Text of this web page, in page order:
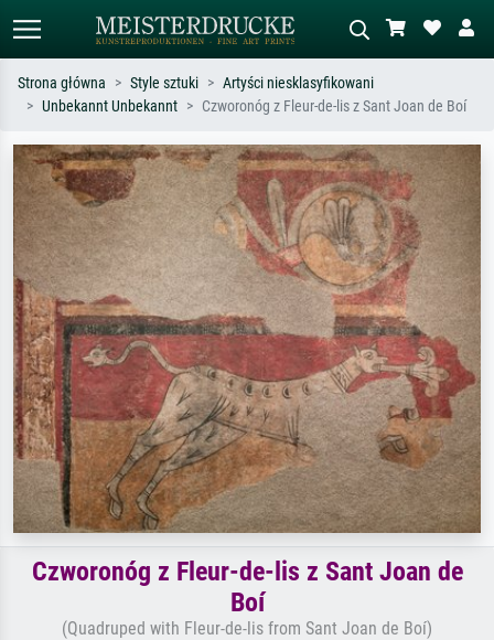
Szukaj wg artysty, tytułu lub stylu – np.
Monet, Gwiaździsta noc,
impresjonizm, fala Hokusaia, akt.
Opisz scenę – np. zielona łąka,
abstrakcja z czerwienią, ciemny olej,
stojący akt obok drzewa.
Strona główna Style sztuki
Artyści niesklasyfikowani
Unbekannt Unbekannt
Czworonóg z Fleur-de-lis z Sant Joan de Boí
Czworonóg z Fleur-de-lis z Sant Joan de
Boí
(Quadruped with Fleur-de-lis from Sant Joan de Boí)